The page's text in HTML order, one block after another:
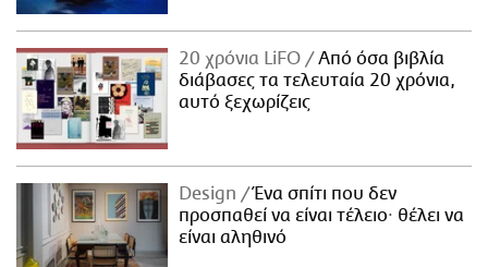
20 χρόνια LiFO
Από όσα βιβλία
διάβασες τα τελευταία 20 χρόνια,
αυτό ξεχωρίζεις
Design
Ένα σπίτι που δεν
προσπαθεί να είναι τέλειο· θέλει να
είναι αληθινό